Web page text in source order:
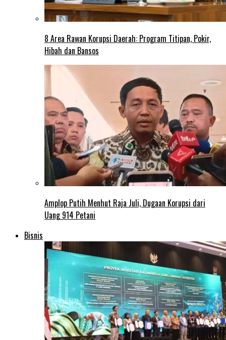
8 Area Rawan Korupsi Daerah: Program Titipan, Pokir,
Hibah dan Bansos
Amplop Putih Menhut Raja Juli, Dugaan Korupsi dari
Uang 914 Petani
Bisnis